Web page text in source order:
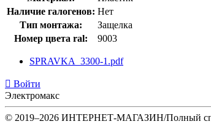
Наличие галогенов: Нет
Тип монтажа:
Защелка
Номер цвета ral:
9003
SPRAVKA_3300-1.pdf
Войти
Электромакс
© 2019–2026 ИНТЕРНЕТ-МАГАЗИН/Полный